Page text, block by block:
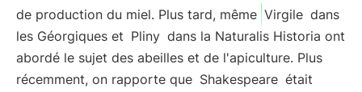
de production du miel. Plus tard, même Virgile dans
les Géorgiques et Pliny dans la Naturalis Historia ont
abordé le sujet des abeilles et de l'apiculture. Plus
récemment, on rapporte que Shakespeare était